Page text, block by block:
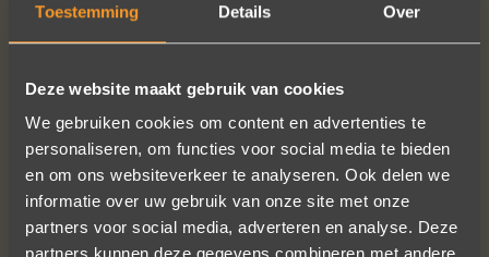
Toestemming Details Over
Deze website maakt gebruik van cookies
We gebruiken cookies om content en advertenties te
personaliseren, om functies voor social media te bieden
en om ons websiteverkeer te analyseren. Ook delen we
informatie over uw gebruik van onze site met onze
partners voor social media, adverteren en analyse. Deze
Heel blij met onze trouwringen! Ruime